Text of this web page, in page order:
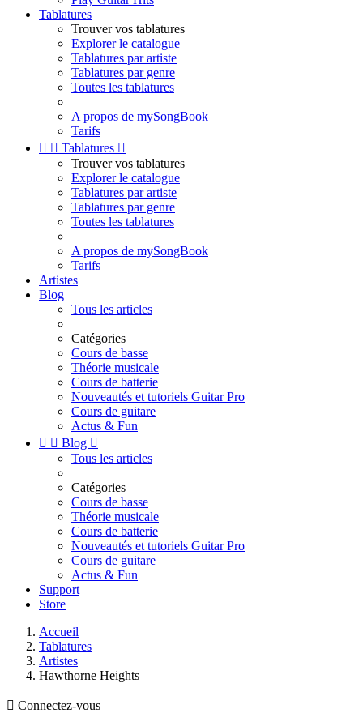
Tablatures
Trouver vos tablatures
Explorer le catalogue
Tablatures par artiste
Tablatures par genre
Toutes les tablatures
A propos de mySongBook
Tarifs
  Tablatures 
Trouver vos tablatures
Explorer le catalogue
Tablatures par artiste
Tablatures par genre
Toutes les tablatures
A propos de mySongBook
Tarifs
Artistes
Blog
Tous les articles
Catégories
Cours de basse
Théorie musicale
Cours de batterie
Nouveautés et tutoriels Guitar Pro
Cours de guitare
Actus & Fun
  Blog 
Tous les articles
Catégories
Cours de basse
Théorie musicale
Cours de batterie
Nouveautés et tutoriels Guitar Pro
Cours de guitare
Actus & Fun
Support
Store
Accueil
Tablatures
Artistes
Hawthorne Heights
 Connectez-vous